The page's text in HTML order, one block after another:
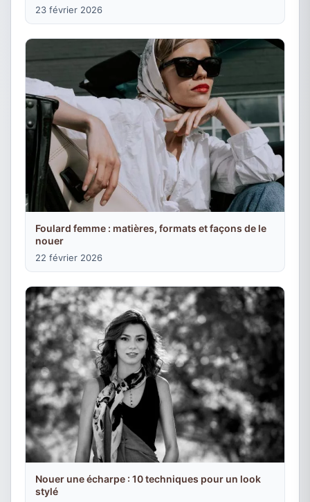
23 février 2026
Foulard femme : matières, formats et façons de le
nouer
22 février 2026
Nouer une écharpe : 10 techniques pour un look
stylé